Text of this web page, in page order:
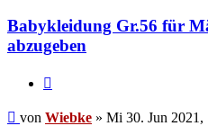
Babykleidung Gr.56 für
abzugeben
Beitrag
von Wiebke » Mi 30. Jun 2021,